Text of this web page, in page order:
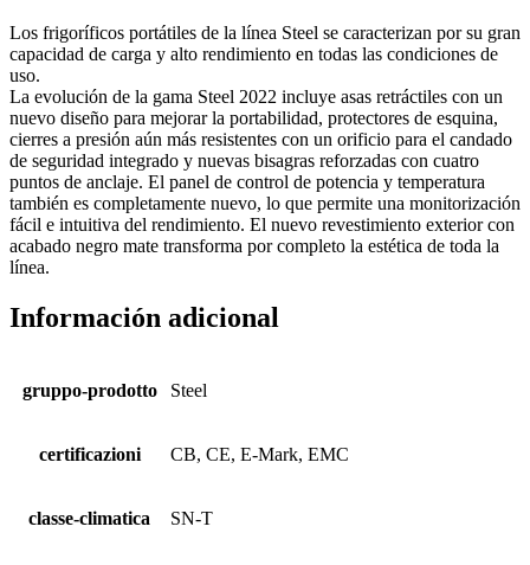
Los frigoríficos portátiles de la línea Steel se caracterizan por su gran
capacidad de carga y alto rendimiento en todas las condiciones de
uso.
La evolución de la gama Steel 2022 incluye asas retráctiles con un
nuevo diseño para mejorar la portabilidad, protectores de esquina,
cierres a presión aún más resistentes con un orificio para el candado
de seguridad integrado y nuevas bisagras reforzadas con cuatro
puntos de anclaje. El panel de control de potencia y temperatura
también es completamente nuevo, lo que permite una monitorización
fácil e intuitiva del rendimiento. El nuevo revestimiento exterior con
acabado negro mate transforma por completo la estética de toda la
línea.
Información adicional
gruppo-prodotto Steel
certificazioni CB, CE, E-Mark, EMC
classe-climatica SN-T